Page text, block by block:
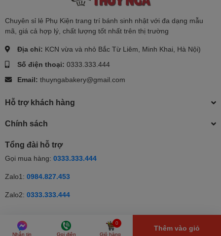
Chuyên sỉ lẻ Phụ Kiện trang trí bánh sinh nhật với đa dạng mẫu
mã, giá cả hợp lý, chất lượng tốt nhất trên thị trường
Địa chỉ: KCN vừa và nhỏ Bắc Từ Liêm, Minh Khai, Hà Nội)
Số điện thoại: 0333.333.444
Email: thuyngabakery@gmail.com
Hỗ trợ khách hàng
Chính sách
Tổng đài hỗ trợ
Gọi mua hàng: 0333.333.444
Zalo1: 0984.827.453
Zalo2: 0333.333.444
© Bản quyền thuộc về Thúy Nga | Cung cấp bởi Sapo | Cung cấp
bởiSapo
Nhắn tin Gọi điện
0
Giỏ hàng
Thêm vào giỏ